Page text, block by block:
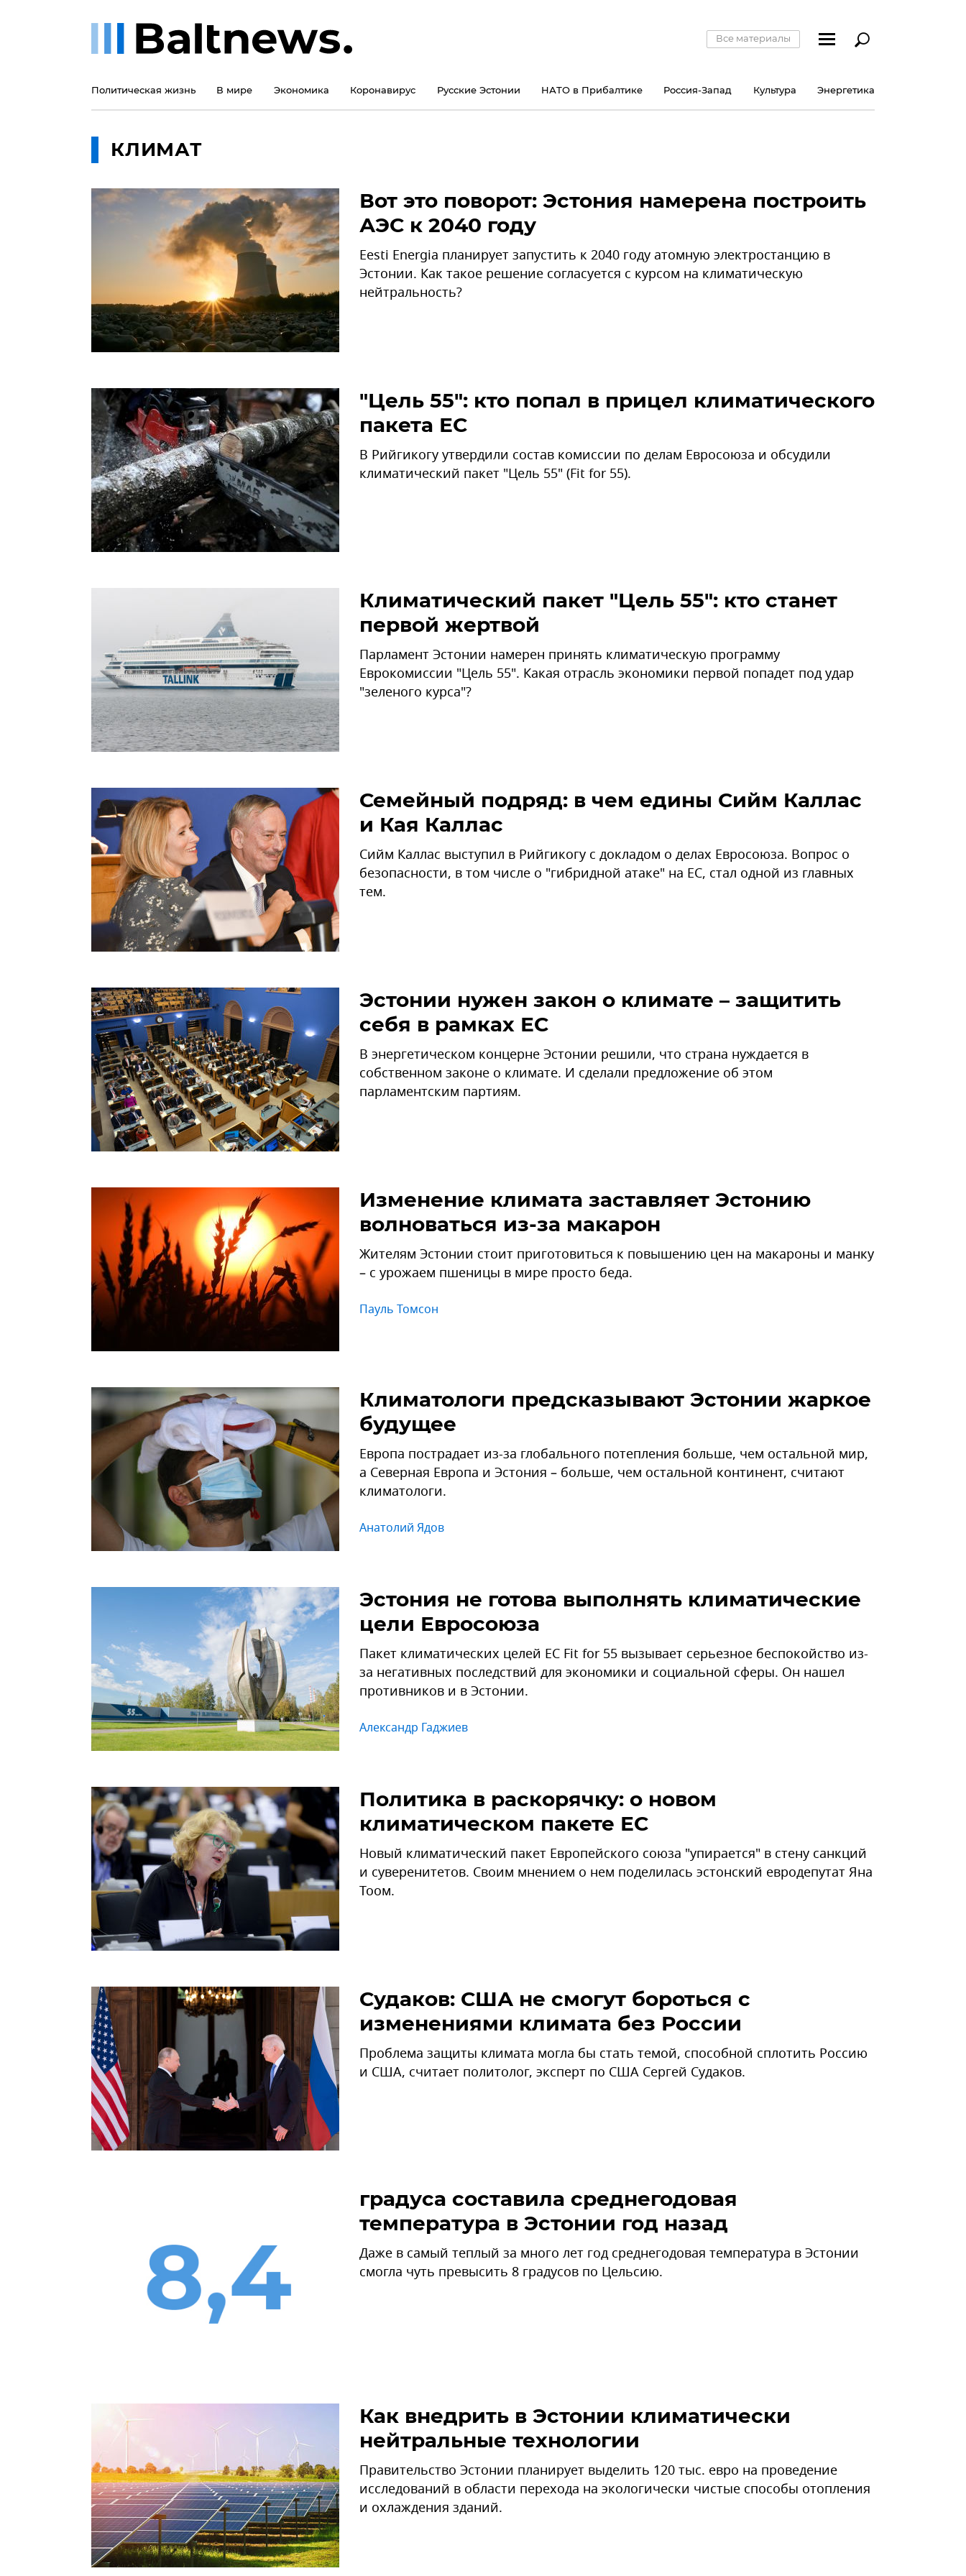
Все материалы
Политическая жизнь В мире Экономика Коронавирус Русские Эстонии НАТО в Прибалтике Россия-Запад Культура Энергетика
КЛИМАТ
Вот это поворот: Эстония намерена построить
АЭС к 2040 году
Eesti Energia планирует запустить к 2040 году атомную электростанцию в
Эстонии. Как такое решение согласуется с курсом на климатическую
нейтральность?
"Цель 55": кто попал в прицел климатического
пакета ЕС
В Рийгикогу утвердили состав комиссии по делам Евросоюза и обсудили
климатический пакет "Цель 55" (Fit for 55).
Климатический пакет "Цель 55": кто станет
первой жертвой
Парламент Эстонии намерен принять климатическую программу
Еврокомиссии "Цель 55". Какая отрасль экономики первой попадет под удар
"зеленого курса"?
Семейный подряд: в чем едины Сийм Каллас
и Кая Каллас
Сийм Каллас выступил в Рийгикогу с докладом о делах Евросоюза. Вопрос о
безопасности, в том числе о "гибридной атаке" на ЕС, стал одной из главных
тем.
Эстонии нужен закон о климате – защитить
себя в рамках ЕС
В энергетическом концерне Эстонии решили, что страна нуждается в
собственном законе о климате. И сделали предложение об этом
парламентским партиям.
Изменение климата заставляет Эстонию
волноваться из-за макарон
Жителям Эстонии стоит приготовиться к повышению цен на макароны и манку
– с урожаем пшеницы в мире просто беда.
Пауль Томсон
Климатологи предсказывают Эстонии жаркое
будущее
Европа пострадает из-за глобального потепления больше, чем остальной мир,
а Северная Европа и Эстония – больше, чем остальной континент, считают
климатологи.
Анатолий Ядов
Эстония не готова выполнять климатические
цели Евросоюза
Пакет климатических целей ЕС Fit for 55 вызывает серьезное беспокойство из-
за негативных последствий для экономики и социальной сферы. Он нашел
противников и в Эстонии.
Александр Гаджиев
Политика в раскорячку: о новом
климатическом пакете ЕС
Новый климатический пакет Европейского союза "упирается" в стену санкций
и суверенитетов. Своим мнением о нем поделилась эстонский евродепутат Яна
Тоом.
Судаков: США не смогут бороться с
изменениями климата без России
Проблема защиты климата могла бы стать темой, способной сплотить Россию
и США, считает политолог, эксперт по США Сергей Судаков.
градуса составила среднегодовая
температура в Эстонии год назад
Даже в самый теплый за много лет год среднегодовая температура в Эстонии
смогла чуть превысить 8 градусов по Цельсию.
Как внедрить в Эстонии климатически
нейтральные технологии
Правительство Эстонии планирует выделить 120 тыс. евро на проведение
исследований в области перехода на экологически чистые способы отопления
и охлаждения зданий.